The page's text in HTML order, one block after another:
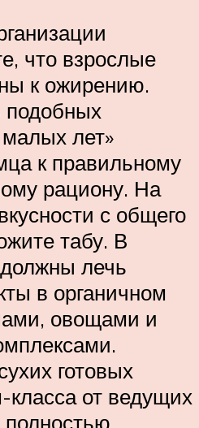
что взрослые
к ожирению.
подобных
лет»
к правильному
рациону. На
с общего
табу. В
лечь
в органичном
овощами и
готовых
от ведущих
полностью